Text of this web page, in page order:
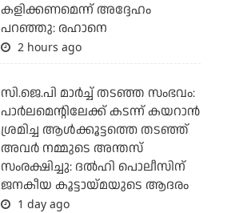
കളിക്കണമെന്ന് അദ്ദേഹം
പറഞ്ഞു: രഹാനെ
2 hours ago
സി.ജെ.പി മാര്‍ച്ച് തടഞ്ഞ സംഭവം:
പാര്‍ലമെന്റിലേക്ക് കടന്ന് കയറാന്‍
ശ്രമിച്ച ആള്‍ക്കൂട്ടത്തെ തടഞ്ഞ്
അവര്‍ നമ്മുടെ അന്തസ്
സംരക്ഷിച്ചു: ദല്‍ഹി പൊലീസിന്
ജനകീയ കൂട്ടായ്മയുടെ ആദരം
1 day ago